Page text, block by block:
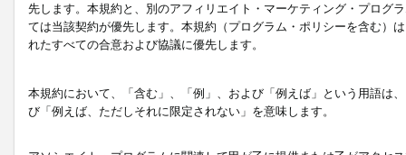
先します。本規約と、別のアフィリエイト・マーケティング・プログ
ては当該契約が優先します。本規約（プログラム・ポリシーを含む）
れたすべての合意および協議に優先します。
本規約において、「含む」、「例」、および「例えば」という用語は
び「例えば、ただしそれに限定されない」を意味します。